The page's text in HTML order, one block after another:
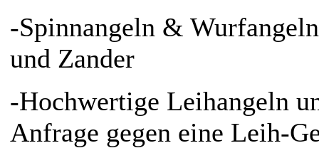
-Spinnangeln &
und Zander
-Hochwertige Leihangeln
Anfrage gegen eine Leih-